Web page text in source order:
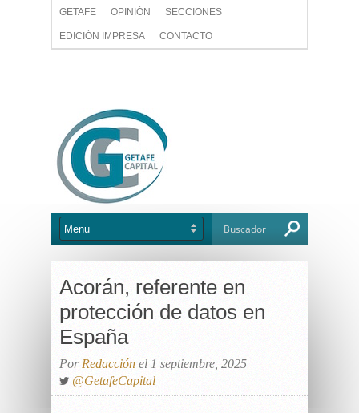
GETAFE OPINIÓN SECCIONES
EDICIÓN IMPRESA CONTACTO
Acorán, referente en
protección de datos en
España
Por Redacción el 1 septiembre, 2025
@GetafeCapital